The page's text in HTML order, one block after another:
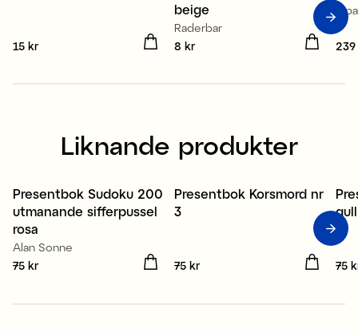
Pris:
15 kr
beige
Raderbar
Pris
8 kr
6-
Pris
Liknande produkter
Presentbok Sudoku 200
utmanande sifferpussel
rosa
Alan Sonne
Pris:
75 kr
Presentbok Korsmord nr
3
Pris:
75 kr Pris
75